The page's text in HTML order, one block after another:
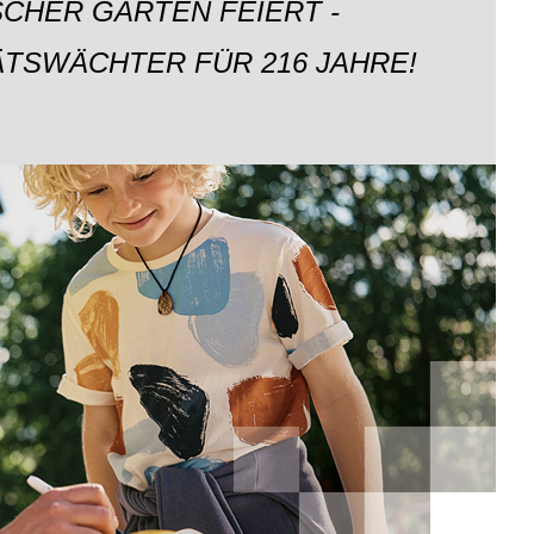
GARTEN FEIERT -
FÜR 216 JAHRE!